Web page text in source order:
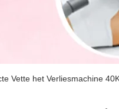
Vette het Verliesmachine